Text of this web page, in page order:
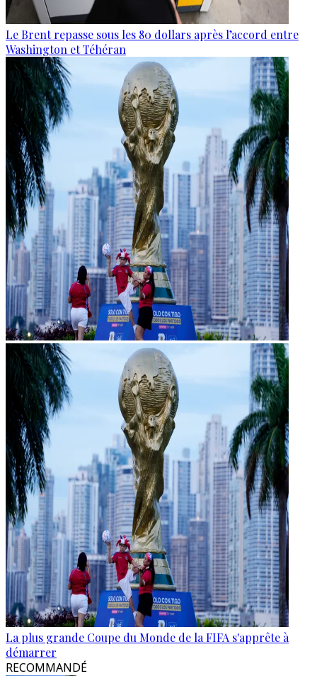
Le Brent repasse sous les 80 dollars après l’accord entre
Washington et Téhéran
La plus grande Coupe du Monde de la FIFA s'apprête à
démarrer
RECOMMANDÉ